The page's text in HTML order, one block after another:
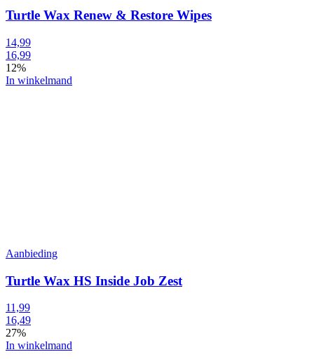
Turtle Wax Renew & Restore Wipes
14,99
16,99
12%
In winkelmand
Aanbieding
Turtle Wax HS Inside Job Zest
11,99
16,49
27%
In winkelmand